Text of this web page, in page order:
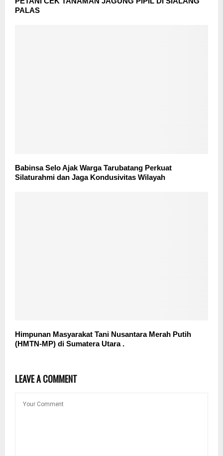
PALAS
Babinsa Selo Ajak Warga Tarubatang Perkuat
Silaturahmi dan Jaga Kondusivitas Wilayah
Himpunan Masyarakat Tani Nusantara Merah Putih
(HMTN-MP) di Sumatera Utara .
LEAVE A COMMENT